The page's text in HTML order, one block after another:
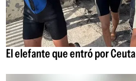
El elefante que entró por Ceuta